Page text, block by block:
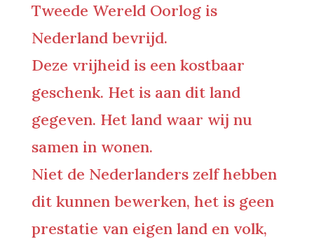
Tweede Wereld Oorlog is
Nederland bevrijd.
Deze vrijheid is een kostbaar
geschenk. Het is aan dit land
gegeven. Het land waar wij nu
samen in wonen.
Niet de Nederlanders zelf hebben
dit kunnen bewerken, het is geen
prestatie van eigen land en volk,